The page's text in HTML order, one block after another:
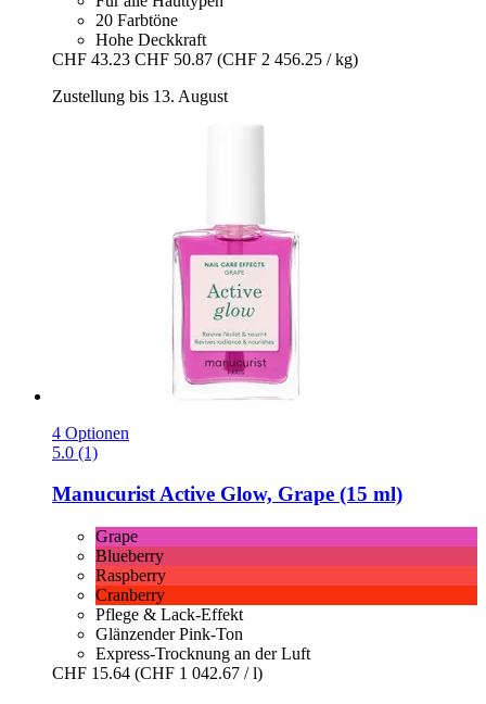
20 Farbtöne
Hohe Deckkraft
CHF 43.23 CHF 50.87 (CHF 2 456.25 / kg)
Zustellung bis 13. August
4 Optionen
5.0 (1)
ManucuristActive Glow, Grape (15 ml)
Grape
Blueberry
Raspberry
Cranberry
Pflege & Lack-Effekt
Glänzender Pink-Ton
Express-Trocknung an der Luft
CHF 15.64 (CHF 1 042.67 / l)